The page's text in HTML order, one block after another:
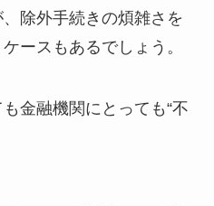
除外手続きの煩雑さを
ースもあるでしょう。
金融機関にとっても“不